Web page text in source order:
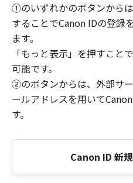
①のいずれかのボタンから
することでCanon IDの登録
ます。
「もっと表示」を押すこと
可能です。
②のボタンからは、外部サ
ールアドレスを用いて
す。
Canon ID 新